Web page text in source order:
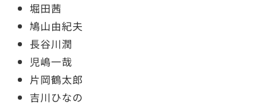
堀田茜
鳩山由紀夫
長谷川潤
児嶋⼀哉
片岡鶴太郎
吉川ひなの